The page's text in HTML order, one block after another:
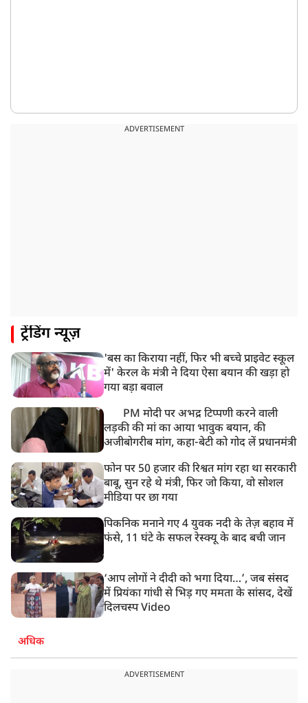
ADVERTISEMENT
ट्रेंडिंग न्यूज़
'बस का किराया नहीं, फिर भी बच्चे प्राइवेट स्कूल
में' केरल के मंत्री ने दिया ऐसा बयान की खड़ा हो
गया बड़ा बवाल
PM मोदी पर अभद्र टिप्पणी करने वाली
लड़की की मां का आया भावुक बयान, की
अजीबोगरीब मांग, कहा-बेटी को गोद लें प्रधानमंत्री
फोन पर 50 हजार की रिश्वत मांग रहा था सरकारी
बाबू, सुन रहे थे मंत्री, फिर जो किया, वो सोशल
मीडिया पर छा गया
पिकनिक मनाने गए 4 युवक नदी के तेज़ बहाव में
फंसे, 11 घंटे के सफल रेस्क्यू के बाद बची जान
‘आप लोगों ने दीदी को भगा दिया…’, जब संसद
में प्रियंका गांधी से भिड़ गए ममता के सांसद, देखें
दिलचस्प Video
अधिक
ADVERTISEMENT